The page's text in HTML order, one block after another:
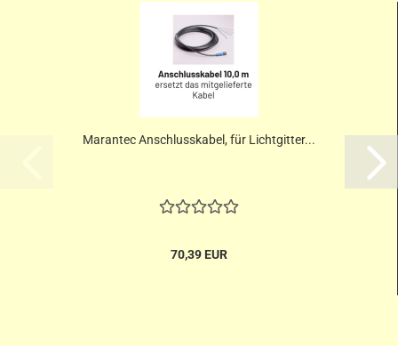
Marantec Anschlusskabel, für Lichtgitter...
70,39 EUR